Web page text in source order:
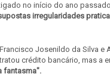
no início do ano
irregularidades
Josenildo da Silva e
crédito bancário, mas a
fantasma".